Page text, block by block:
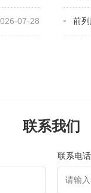
07-28 前
联系我们
联系电